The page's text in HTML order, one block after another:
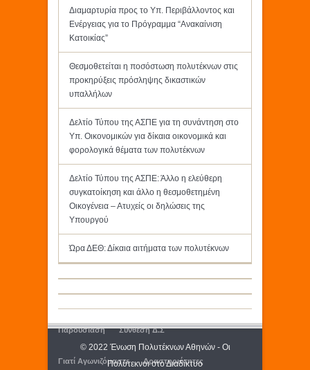
Διαμαρτυρία προς το Υπ. Περιβάλλοντος και
Ενέργειας για το Πρόγραμμα “Ανακαίνιση
Κατοικίας”
Θεσμοθετείται η ποσόστωση πολυτέκνων στις
προκηρύξεις πρόσληψης δικαστικών
υπαλλήλων
Δελτίο Τύπου της ΑΣΠΕ για τη συνάντηση στο
Υπ. Οικονομικών για δίκαια οικονομικά και
φορολογικά θέματα των πολυτέκνων
Δελτίο Τύπου της ΑΣΠΕ: Άλλο η ελεύθερη
συγκατοίκηση και άλλο η θεσμοθετημένη
Οικογένεια – Ατυχείς οι δηλώσεις της
Υπουργού
Ώρα ΔΕΘ: Δίκαια αιτήματα των πολυτέκνων
Παρουσίαση Σύνθεση Δ.Σ
Γιατί Αγωνιζόμαστε Δραστηριότητες
© 2022 Ένωση Πολυτέκνων Αθηνών - Οι
Πολύτεκνοι στο Διαδίκτυο